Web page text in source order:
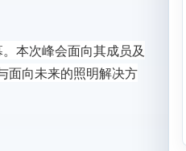
本次峰会面向其成员及
面向未来的照明解决方
能照明新未来